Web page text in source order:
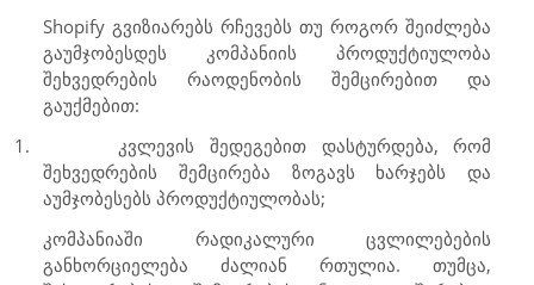
Shopify გვიზიარებს რჩევებს თუ როგორ შეიძლება
გაუმჯობესდეს კომპანიის პროდუქტიულობა
შეხვედრების რაოდენობის შემცირებით და
გაუქმებით:
1.
კვლევის შედეგებით დასტურდება, რომ
შეხვედრების შემცირება ზოგავს ხარჯებს და
აუმჯობესებს პროდუქტიულობას;
კომპანიაში რადიკალური ცვლილებების
განხორციელება ძალიან რთულია. თუმცა,